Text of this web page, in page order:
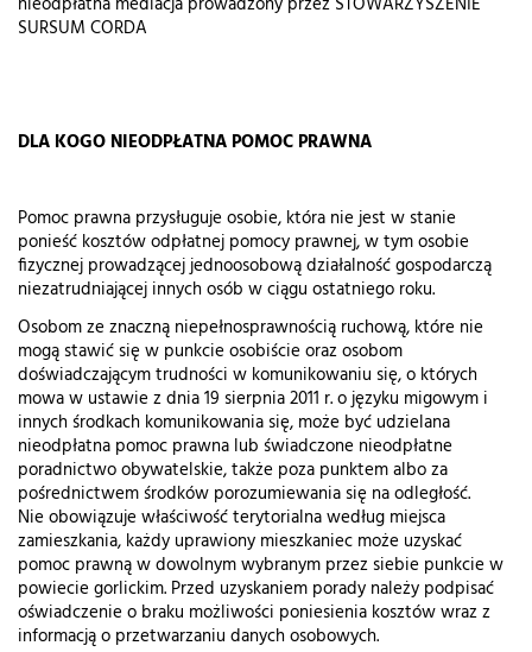
SURSUM CORDA
DLA KOGO NIEODPŁATNA POMOC PRAWNA
Pomoc prawna przysługuje osobie, która nie jest w stanie
ponieść kosztów odpłatnej pomocy prawnej, w tym osobie
fizycznej prowadzącej jednoosobową działalność gospodarczą
niezatrudniającej innych osób w ciągu ostatniego roku.
Osobom ze znaczną niepełnosprawnością ruchową, które nie
mogą stawić się w punkcie osobiście oraz osobom
doświadczającym trudności w komunikowaniu się, o których
mowa w ustawie z dnia 19 sierpnia 2011 r. o języku migowym i
innych środkach komunikowania się, może być udzielana
nieodpłatna pomoc prawna lub świadczone nieodpłatne
poradnictwo obywatelskie, także poza punktem albo za
pośrednictwem środków porozumiewania się na odległość.
Nie obowiązuje właściwość terytorialna według miejsca
zamieszkania, każdy uprawiony mieszkaniec może uzyskać
pomoc prawną w dowolnym wybranym przez siebie punkcie w
powiecie gorlickim. Przed uzyskaniem porady należy podpisać
oświadczenie o braku możliwości poniesienia kosztów wraz z
informacją o przetwarzaniu danych osobowych.